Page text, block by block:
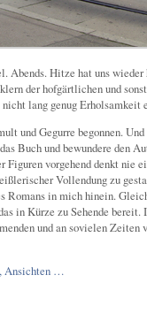
Abends. Hitze hat uns wieder
der hofgärtlichen und
lang genug Erholsamkeit
und Gegurre begonnen.
Buch und bewundere den
Figuren vorgehend denkt nie
Vollendung zu
Romans in mich hinein.
in Kürze zu Sehende bereit.
und an sovielen Zeiten
Ansichten …